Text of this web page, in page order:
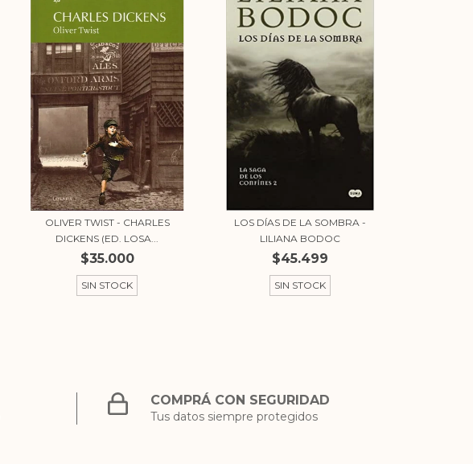
OLIVER TWIST - CHARLES
DICKENS (ED. LOSA...
$35.000
SIN STOCK
LOS DÍAS DE LA SOMBRA -
LILIANA BODOC
$45.499
SIN STOCK
COMPRÁ CON SEGURIDAD
Tus datos siempre protegidos